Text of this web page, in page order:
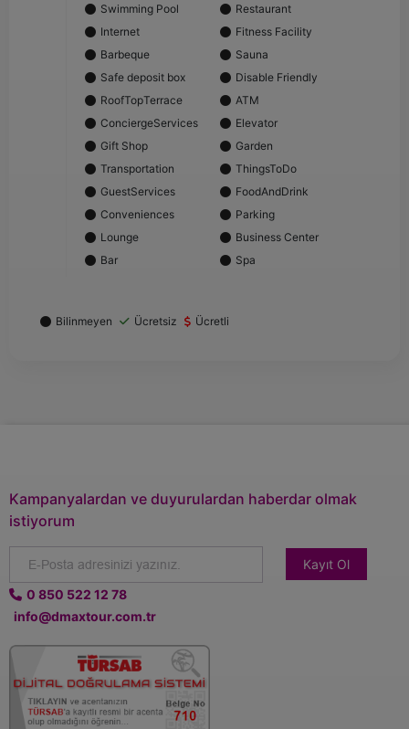
Swimming Pool
Restaurant
Internet
Fitness Facility
Barbeque
Sauna
Safe deposit box
Disable Friendly
RoofTopTerrace
ATM
ConciergeServices
Elevator
Gift Shop
Garden
Transportation
ThingsToDo
GuestServices
FoodAndDrink
Conveniences
Parking
Lounge
Business Center
Bar
Spa
Bilinmeyen Ücretsiz Ücretli
Kampanyalardan ve duyurulardan haberdar olmak
istiyorum
Kayıt Ol
0 850 522 12 78
info@dmaxtour.com.tr